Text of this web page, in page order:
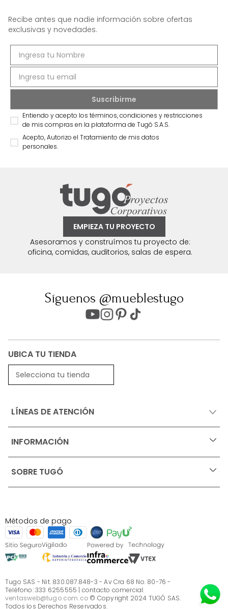
Recibe antes que nadie información sobre ofertas
exclusivas y novedades.
Entiendo y acepto los términos, condiciones y restricciones
de mis compras en la plataforma de Tugó S.A.S.
Acepto, Autorizo el Tratamiento de mis datos
personales.
EMPIEZA TU PROYECTO
Asesoramos y construímos tu proyecto de:
oficina, comidas, auditorios, salas de espera.
Síguenos @mueblestugo
UBICA TU TIENDA
Selecciona tu tienda
LÍNEAS DE ATENCIÓN
INFORMACIÓN +
Ofertas vigentes
Términos, condiciones y restricciones para productos
S.A.S
Términos, condiciones y restricciones Tugó S.A.S
Instructivo cuidado de muebles
Sé parte de Tugó
¿Quiénes somos?
Servicio al cliente
SOBRE TUGÓ +
¿Quieres vender en Tugó?
Métodos de pago
Tugo SAS - Nit. 830.087.848-3 - Av Cra 68 No. 80-76 -
Teléfono: 333 6255555 | contacto comercial:
ventasweb@tugo.com.co © Copyright 2024 TUGÓ SAS.
Todos los Derechos Reservados.